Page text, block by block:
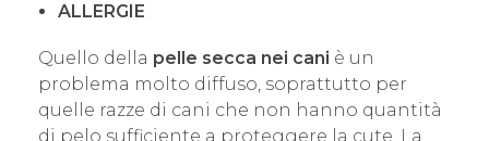
ALLERGIE
Quello della pelle secca nei cani è un
problema molto diffuso, soprattutto per
quelle razze di cani che non hanno quantità
di pelo sufficiente a proteggere la cute. La